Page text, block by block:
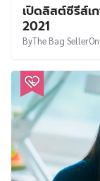
เปิดลิสต์ซีรีส์เ
2021
ByThe Bag SellerOn